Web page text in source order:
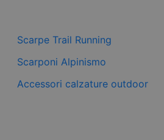
Scarpe Trail Running
Scarponi Alpinismo
Accessori calzature outdoor